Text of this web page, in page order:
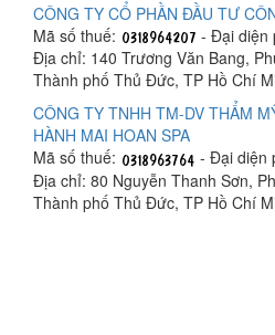
CÔNG TY CỔ PHẦN ĐẦU TƯ
Mã số thuế:
- Đại diện
Địa chỉ: 140 Trương Văn Bang,
Thành phố Thủ Đức, TP Hồ Chí
CÔNG TY TNHH TM-DV THẨM
HÀNH MAI HOAN SPA
Mã số thuế:
- Đại diện
Địa chỉ: 80 Nguyễn Thanh Sơn,
Thành phố Thủ Đức, TP Hồ Chí